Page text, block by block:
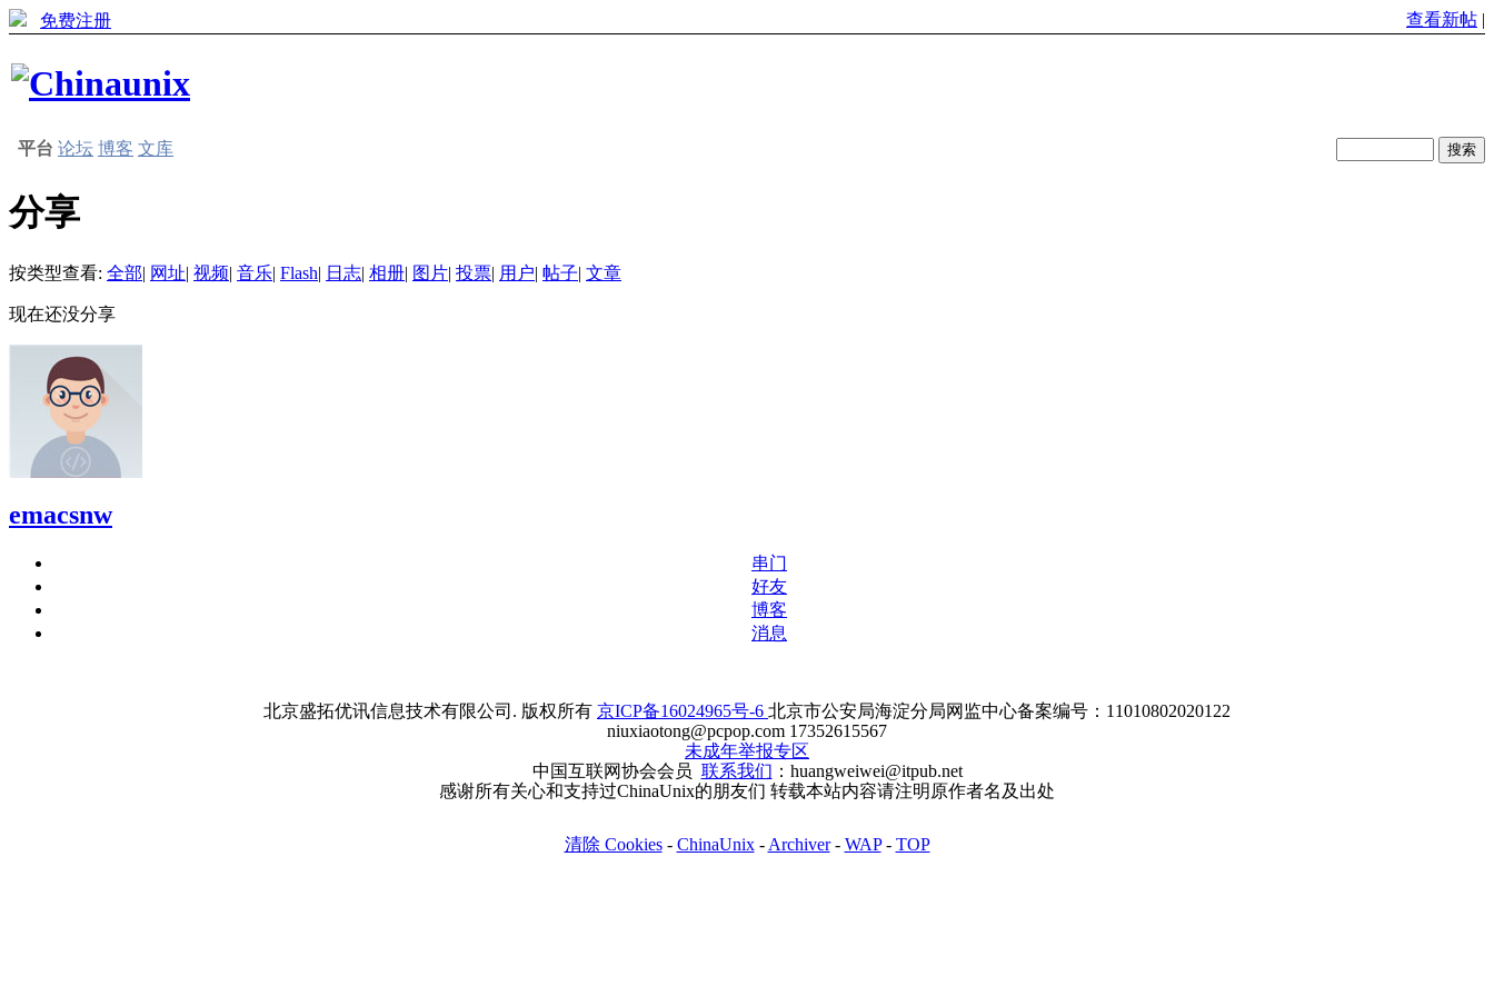
免费注册 查看新帖 |
平台 论坛 博客 文库
分享
按类型查看: 全部| 网址| 视频| 音乐| Flash| 日志| 相册| 图片| 投票| 用户| 帖子| 文章
现在还没分享
emacsnw
串门
好友
博客
消息
北京盛拓优讯信息技术有限公司. 版权所有 京ICP备16024965号-6 北京市公安局海淀分局网监中心备案编号：11010802020122
niuxiaotong@pcpop.com 17352615567
未成年举报专区
中国互联网协会会员 联系我们 ：huangweiwei@itpub.net
感谢所有关心和支持过ChinaUnix的朋友们 转载本站内容请注明原作者名及出处
清除 Cookies- ChinaUnix- Archiver- WAP- TOP